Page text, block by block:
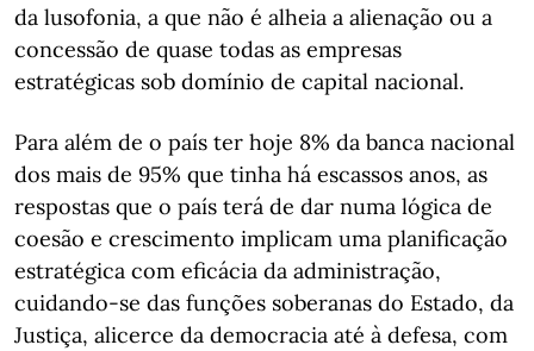
da lusofonia, a que não é alheia a alienação ou a
concessão de quase todas as empresas
estratégicas sob domínio de capital nacional.
Para além de o país ter hoje 8% da banca nacional
dos mais de 95% que tinha há escassos anos, as
respostas que o país terá de dar numa lógica de
coesão e crescimento implicam uma planificação
estratégica com eficácia da administração,
cuidando-se das funções soberanas do Estado, da
Justiça, alicerce da democracia até à defesa, com